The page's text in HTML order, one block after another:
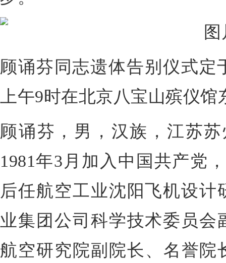
顾诵芬同志遗体告别仪式定
上午9时在北京八宝山殡仪
顾诵芬，男，汉族，江苏
1981年3月加入中国共产党
后任航空工业沈阳飞机设
业集团公司科学技术委员会
航空研究院副院长、名誉院